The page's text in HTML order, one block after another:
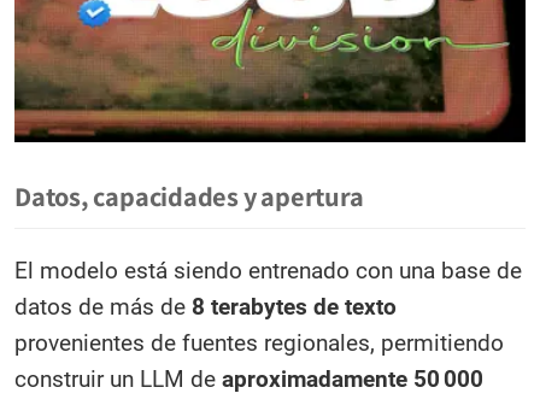
Datos, capacidades y apertura
El modelo está siendo entrenado con una base de
datos de más de 8 terabytes de texto
provenientes de fuentes regionales, permitiendo
construir un LLM de aproximadamente 50 000